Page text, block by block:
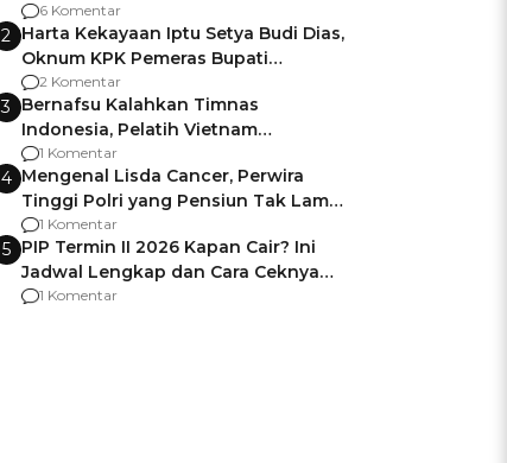
Gagalnya Negara Jamin Keamanan
6 Komentar
2 Harta Kekayaan Iptu Setya Budi Dias,
Oknum KPK Pemeras Bupati
Pemalang
2 Komentar
3 Bernafsu Kalahkan Timnas
Indonesia, Pelatih Vietnam
Berencana Pakai Jimat di Pakansari
1 Komentar
4 Mengenal Lisda Cancer, Perwira
Tinggi Polri yang Pensiun Tak Lama
Usai Jadi Brigjen
1 Komentar
5 PIP Termin II 2026 Kapan Cair? Ini
Jadwal Lengkap dan Cara Ceknya
agar Dana Tidak Hangus!
1 Komentar